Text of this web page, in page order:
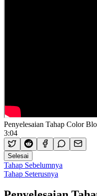
Penyelesaian Tahap Color
3:04
Selesai
Tahap Sebelumnya
Tahap Seterusnya